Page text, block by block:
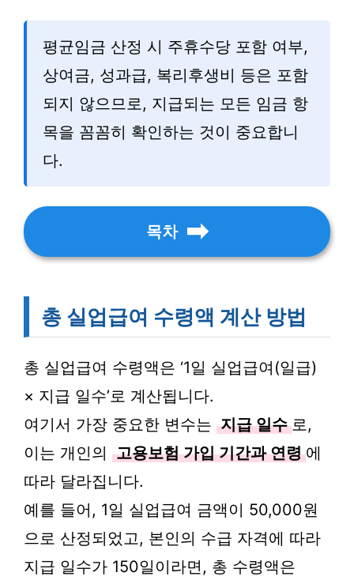
평균임금 산정 시 주휴수당 포함 여부,
상여금, 성과급, 복리후생비 등은 포함
되지 않으므로, 지급되는 모든 임금 항
목을 꼼꼼히 확인하는 것이 중요합니
다.
목차
총 실업급여 수령액 계산 방법
총 실업급여 수령액은 ‘1일 실업급여(일급)
× 지급 일수’로 계산됩니다.
여기서 가장 중요한 변수는 지급 일수 로,
이는 개인의 고용보험 가입 기간과 연령 에
따라 달라집니다.
예를 들어, 1일 실업급여 금액이 50,000원
으로 산정되었고, 본인의 수급 자격에 따라
지급 일수가 150일이라면, 총 수령액은